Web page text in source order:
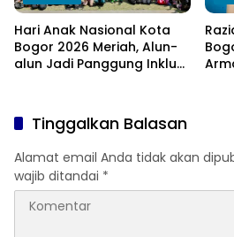
Hari Anak Nasional Kota
Bogor 2026 Meriah, Alun-
alun Jadi Panggung Inklusi
Tinggalkan Balasan
Alamat email Anda tidak akan
wajib ditandai *